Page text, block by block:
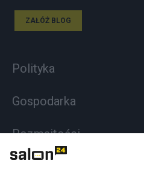
ZAŁÓŻ BLOG
Polityka
Gospodarka
Rozmaitości